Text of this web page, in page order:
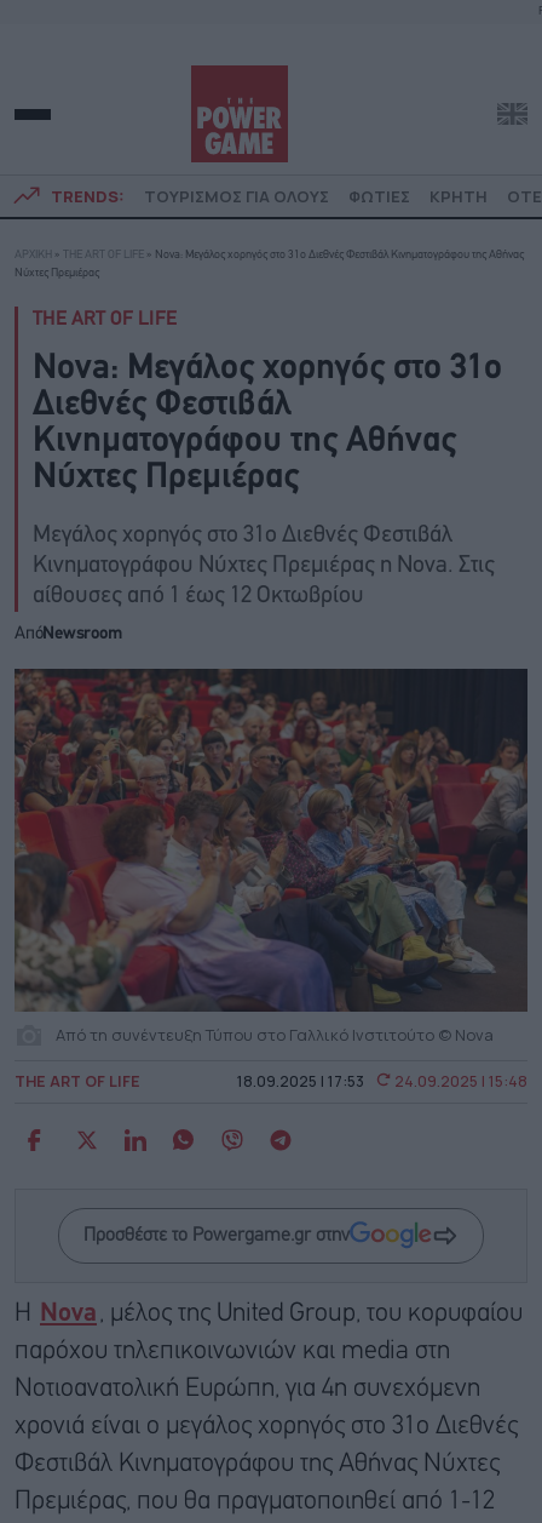
TRENDS: ΤΟΥΡΙΣΜΟΣ ΓΙΑ ΟΛΟΥΣ ΦΩΤΙΕΣ ΚΡΗΤΗ ΟΤΕ
ΑΡΧΙΚΗ » THE ART OF LIFE » Nova: Μεγάλος χορηγός στο 31ο Διεθνές Φεστιβάλ Κινηματογράφου της Αθήνας
Νύχτες Πρεμιέρας
THE ART OF LIFE
Nova: Μεγάλος χορηγός στο 31ο
Διεθνές Φεστιβάλ
Κινηματογράφου της Αθήνας
Νύχτες Πρεμιέρας
Μεγάλος χορηγός στο 31ο Διεθνές Φεστιβάλ
Κινηματογράφου Νύχτες Πρεμιέρας η Nova. Στις
αίθουσες από 1 έως 12 Οκτωβρίου
ΑπόNewsroom
Από τη συνέντευξη Τύπου στο Γαλλικό Ινστιτούτο © Nova
THE ART OF LIFE 18.09.2025 | 17:53 24.09.2025 | 15:48
Προσθέστε το Powergame.gr στην
Η Nova
, μέλος της United Group, του κορυφαίου
παρόχου τηλεπικοινωνιών και media στη
Νοτιοανατολική Ευρώπη, για 4η συνεχόμενη
χρονιά είναι ο μεγάλος χορηγός στο 31ο Διεθνές
Φεστιβάλ Κινηματογράφου της Αθήνας Νύχτες
Πρεμιέρας, που θα πραγματοποιηθεί από 1-12